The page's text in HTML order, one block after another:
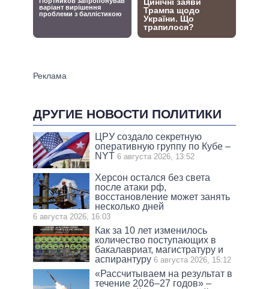
ДРУГИЕ НОВОСТИ ПОЛИТИКИ
ЦРУ создало секретную
оперативную группу по Кубе –
NYT 6 августа 2026, 13:52
Херсон остался без света
после атаки рф,
восстановление может занять
несколько дней
6 августа 2026, 16:03
Как за 10 лет изменилось
количество поступающих в
бакалавриат, магистратуру и
аспирантуру 6 августа 2026, 15:12
«Рассчитываем на результат в
течение 2026–27 годов» –